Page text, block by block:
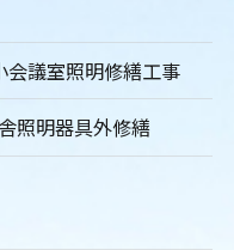
議室照明修繕工事
照明器具外修繕